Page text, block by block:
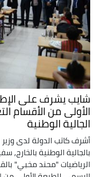
شايب يشرف على
الأولى من الأقسام
الجالية الوطنية
أشرف كاتب الدولة لدى وزير
بالجالية الوطنية بالخارج,
الرياضيات "محند مخبي"